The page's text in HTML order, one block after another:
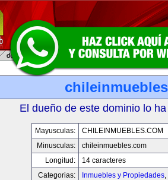
El dueño de este dominio lo
Mayusculas:
CHILEINMUEBLES.COM
Minusculas:
chileinmuebles.com
Longitud:
14 caracteres
Categorias:
Inmuebles y Propiedades,